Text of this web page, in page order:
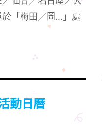
「梅田／岡…」處
動日曆